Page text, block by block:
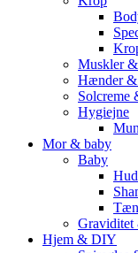
Muskler
Hænder
Solcreme
Hygiejne
Mor & baby
Baby
Graviditet
Hjem & DIY